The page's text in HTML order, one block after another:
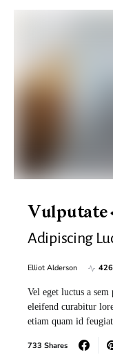
Vulputate
Adipiscing
Elliot Alderson
Vel eget luctus a
eleifend curabitur
etiam quam id
733 Shares